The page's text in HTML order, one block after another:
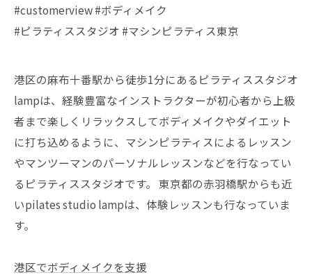
#customerview #ボディメイク
#ピラティススタジオ #マシンピラティス東京
港区の麻布十番駅から徒歩1分にあるピラティススタジオ
lampは、経験豊富なインストラクターが初心者から上級
者まで楽しくリラックスしてボディメイクやダイエット
に打ち込めるように、マシンピラティスによるレッスン
やマンツーマンのパーソナルレッスンなどを行なってい
るピラティススタジオです。 東京都の赤羽橋駅からも近
いpilates studio lampは、体験レッスンも行なっていま
す。
港区でボディメイクを支援